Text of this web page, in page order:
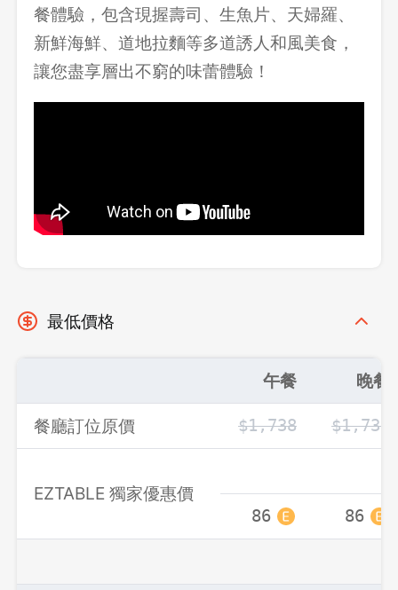
餐體驗，包含現握壽司、生魚片、天婦羅、
新鮮海鮮、道地拉麵等多道誘人和風美食，
讓您盡享層出不窮的味蕾體驗！
最低價格
午餐 晚餐
餐廳訂位原價 $1,738 $1,738
EZTABLE 獨家優惠價
86 86
登出
確定要登出嗎？